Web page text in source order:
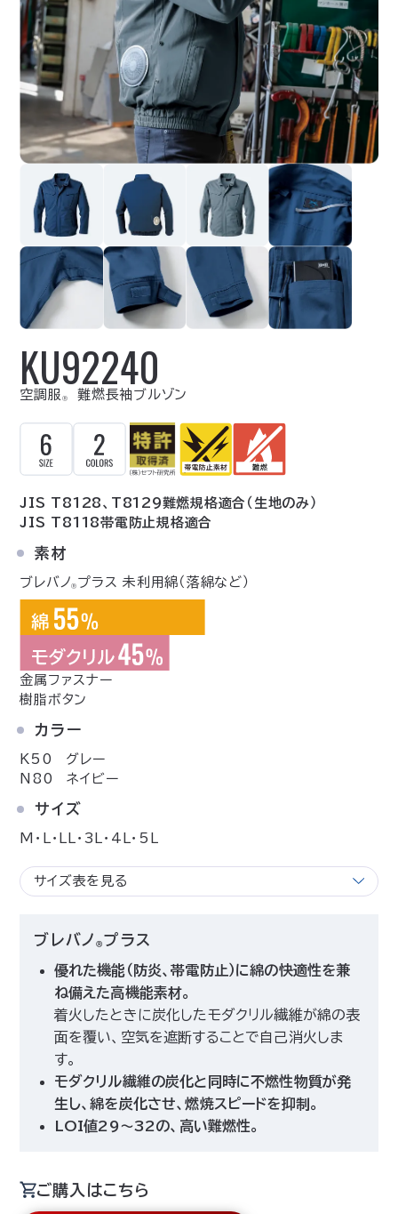
KU92240
空調服 Ⓡ 難燃長袖ブルゾン
JIS T8128、T8129難燃規格適合（生地のみ）
JIS T8118帯電防止規格適合
素材
ブレバノⓇ プラス 未利用綿（落綿など）
金属ファスナー
樹脂ボタン
カラー
K50 グレー
N80 ネイビー
サイズ
M･L･LL･3L･4L･5L
サイズ表を見る
ブレバノⓇ プラス
優れた機能（防炎、帯電防止）に綿の快適性を兼
ね備えた高機能素材。
着火したときに炭化したモダクリル繊維が綿の表
面を覆い、空気を遮断することで自己消火しま
す。
モダクリル繊維の炭化と同時に不燃性物質が発
生し、綿を炭化させ、燃焼スピードを抑制。
LOI値29～32の、高い難燃性。
ご購入はこちら